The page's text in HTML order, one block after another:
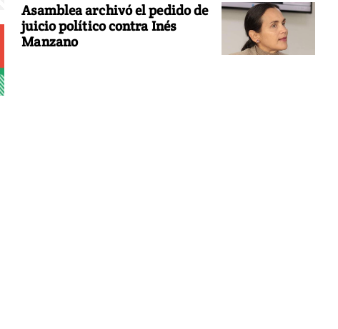
Asamblea archivó el pedido de
juicio político contra Inés
Manzano